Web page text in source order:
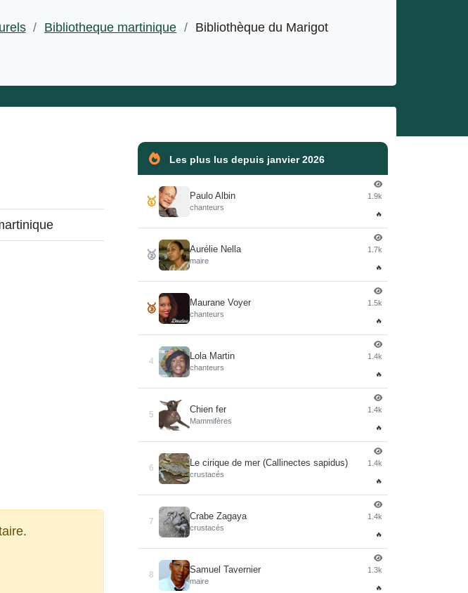
/ Bibliotheque martinique / Bibliothèque du Marigot
Les plus lus depuis janvier 2026
🥇 Paulo Albin
chanteurs
1.9k
🔥
🥈 Aurélie Nella
maire
1.7k
🔥
🥉 Maurane Voyer
chanteurs
1.5k
🔥
4
Lola Martin
chanteurs
1.4k
🔥
5
Chien fer
Mammifères
1.4k
🔥
6
Le cirique de mer (Callinectes sapidus)
crustacés
1.4k
🔥
7
Crabe Zagaya
crustacés
1.4k
🔥
8
Samuel Tavernier
maire
1.3k
🔥